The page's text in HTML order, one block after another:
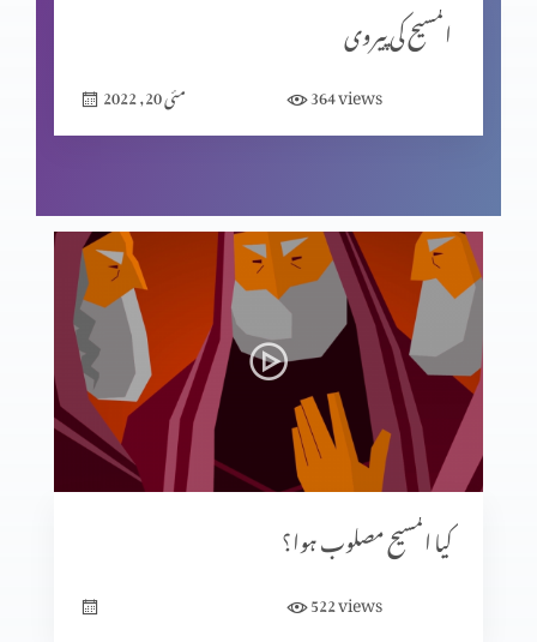
المسیح کی پیروی
مئی 20, 2022 364views
کیا المسیح مصلوب ہوا؟
522views